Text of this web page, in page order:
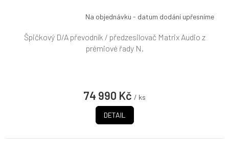
Na objednávku - datum dodání upřesníme
74 990 Kč / ks
DETAIL
Špičkový D/A převodník / předzesilovač Matrix Audio z
prémiové řady N.